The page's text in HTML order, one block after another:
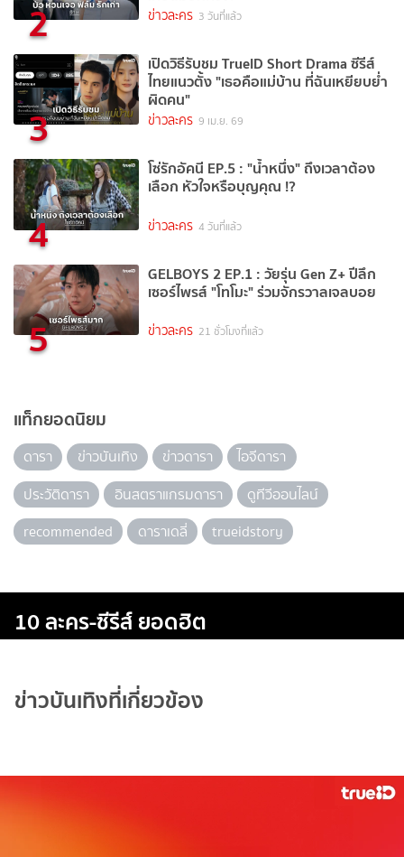
2 ข่าวละคร 3 วันที่แล้ว
3
เปิดวิธีรับชม TrueID Short Drama ซีรีส์
ไทยแนวตั้ง "เธอคือแม่บ้าน ที่ฉันเหยียบย่ำ
ผิดคน"
ข่าวละคร 9 เม.ย. 69
4
โซ่รักอัคนี EP.5 : "น้ำหนึ่ง" ถึงเวลาต้อง
เลือก หัวใจหรือบุญคุณ !?
ข่าวละคร 4 วันที่แล้ว
5
GELBOYS 2 EP.1 : วัยรุ่น Gen Z+ ปีลึก
เซอร์ไพรส์ "โทโมะ" ร่วมจักรวาลเจลบอย
ข่าวละคร 21 ชั่วโมงที่แล้ว
แท็กยอดนิยม
ดารา ข่าวบันเทิง ข่าวดารา
ไอจีดารา
ประวัติดารา
อินสตราแกรมดารา
ดูทีวีออนไลน์
recommended
ดาราเดลี่ trueidstory
10 ละคร-ซีรีส์ ยอดฮิต
ข่าวบันเทิงที่เกี่ยวข้อง